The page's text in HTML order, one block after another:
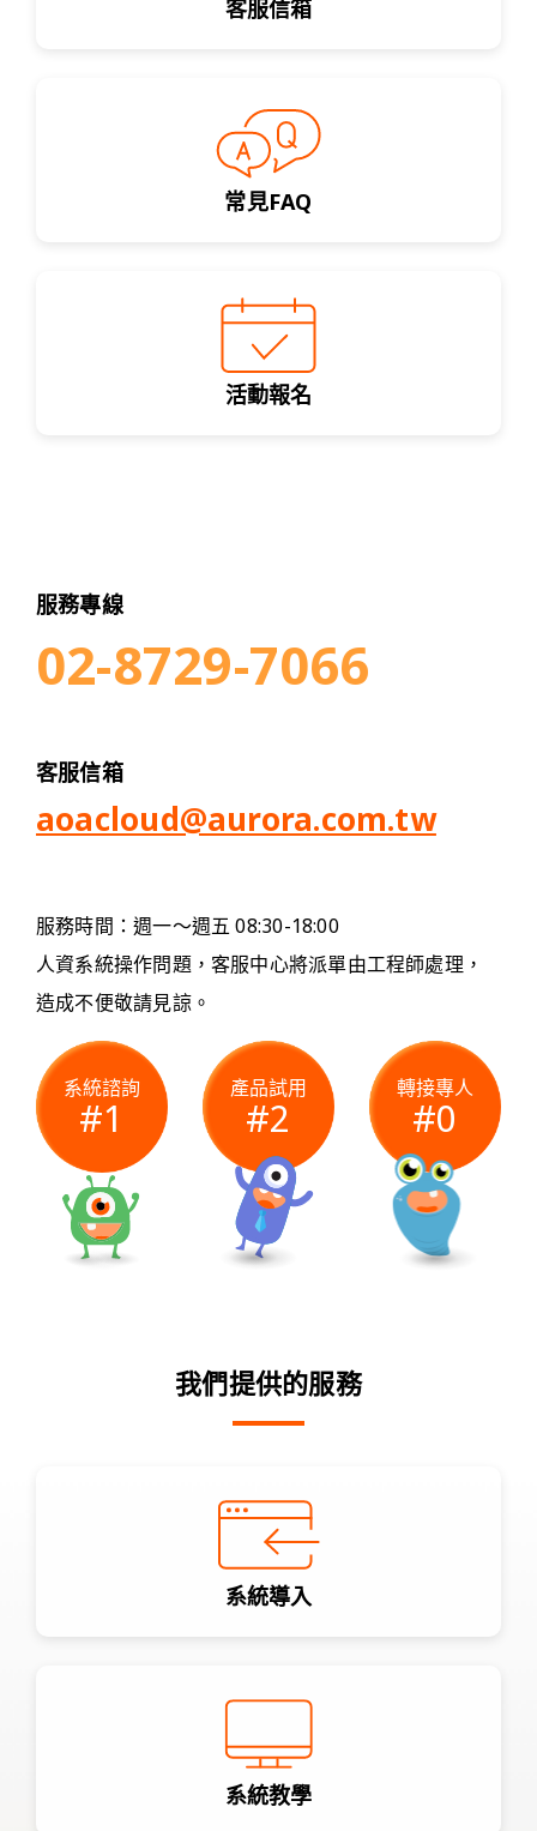
客服信箱
常見FAQ
活動報名
服務專線
02-8729-7066
客服信箱
aoacloud@aurora.com.tw
服務時間：週一～週五 08:30-18:00
人資系統操作問題，客服中心將派單由工程師處理，
造成不便敬請見諒。
系統諮詢
#1
產品試用
#2
轉接專人
#0
我們提供的服務
系統導入
系統教學